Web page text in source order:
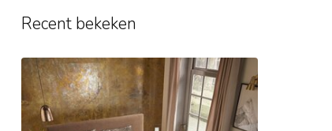
Recent bekeken